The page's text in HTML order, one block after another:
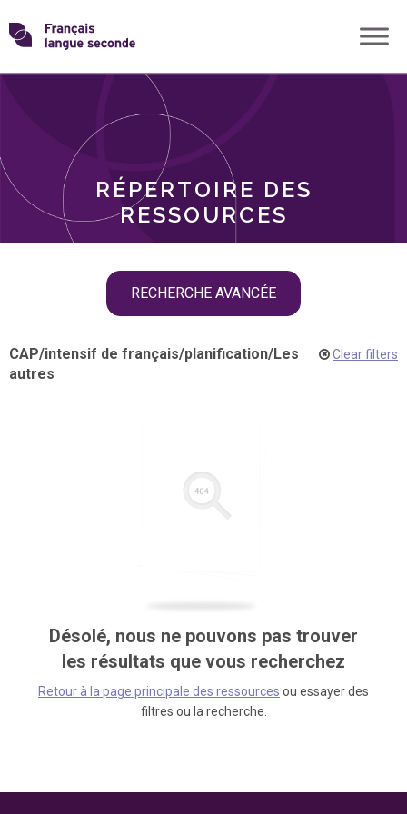
Skip
toTransformons
langue
RÉPERTOIRE DES
RESSOURCES
RECHERCHE AVANCÉE
THÈMES
CAP/intensif de français/planification/Les
autres
Clear filters
Désolé, nous ne pouvons pas trouver
les résultats que vous recherchez
Retour à la page principale des ressources ou essayer des
filtres ou la recherche.